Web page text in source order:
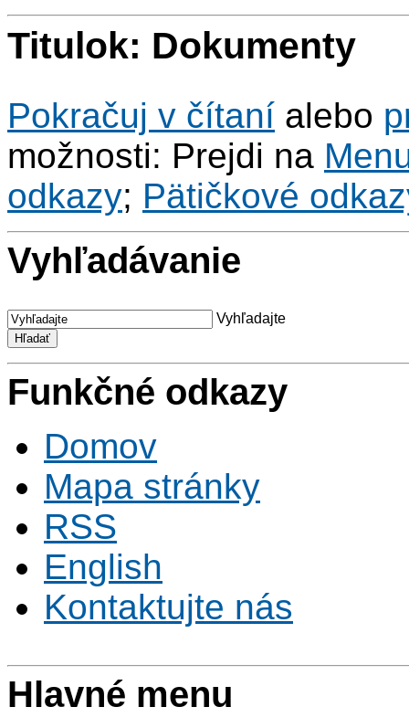
Titulok: Dokumenty
Pokračuj v čítaní alebo
možnosti: Prejdi na
odkazy; Pätičkové
Vyhľadávanie
Vyhľadajte
Funkčné odkazy
Domov
Mapa stránky
RSS
English
Kontaktujte nás
Hlavné menu